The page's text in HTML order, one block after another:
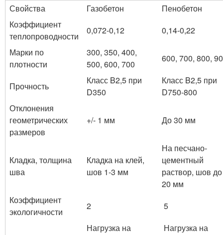
Свойства Газобетон
Пенобетон
Коэффициент
теплопроводности
0,072-0,12
0,14-0,22
Марки по
плотности
300, 350, 400,
500, 600, 700
600, 700, 800,
Прочность
Класс B2,5 при
D350
Класс B2,5 при
D750-800
Отклонения
геометрических
размеров
+/- 1 мм До 30 мм
Кладка, толщина
шва
Кладка на клей,
шов 1-3 мм
На песчано-
цементный
раствор, шов до
20 мм
Коэффициент
экологичности
2 5
Нагрузка на
Нагрузка на